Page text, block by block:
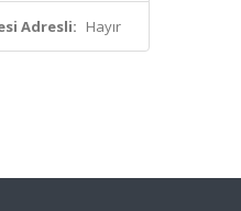
Adresli: Hayır